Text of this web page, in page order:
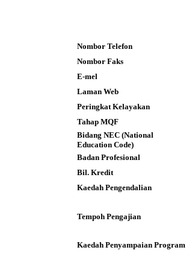
Nombor Telefon
Nombor Faks
E-mel
Laman Web
Peringkat Kelayakan
Tahap MQF
Bidang NEC (National
Education Code)
Badan Profesional
Bil. Kredit
Kaedah Pengendalian
Tempoh Pengajian
Kaedah Penyampaian Program